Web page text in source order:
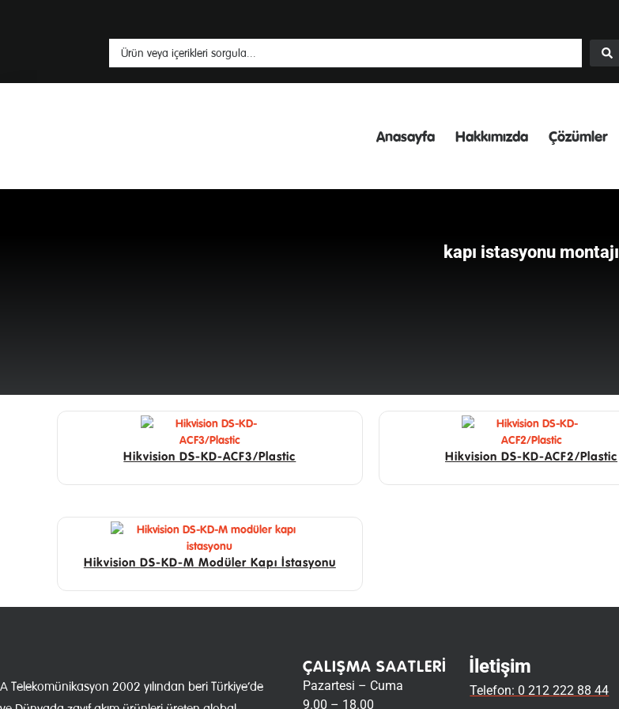
Anasayfa Hakkımızda Çözümler
kapı istasyonu montajı
Hikvision DS-KD-ACF3/Plastic Hikvision DS-KD-ACF2/Plastic
Hikvision DS-KD-M Modüler Kapı İstasyonu
A Telekomünikasyon 2002 yılından beri Türkiye’de
ÇALIŞMA SAATLERI
Pazartesi – Cuma
9.00 – 18.00
İletişim
Telefon: 0 212 222 88 44